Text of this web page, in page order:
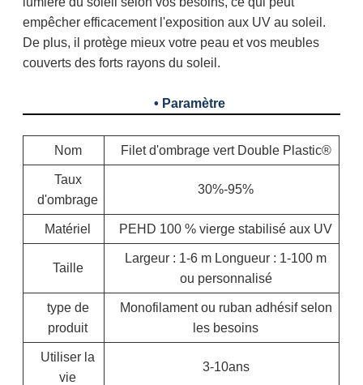
empêcher efficacement l'exposition aux UV au soleil.
De plus, il protège mieux votre peau et vos meubles
couverts des forts rayons du soleil.
• Paramètre
Nom Filet d'ombrage vert Double Plastic®
Taux
d'ombrage
30%-95%
Matériel PEHD 100 % vierge stabilisé aux UV
Taille
Largeur : 1-6 m Longueur : 1-100 m
ou personnalisé
type de
produit
Monofilament ou ruban adhésif selon
les besoins
Utiliser la
vie
3-10ans